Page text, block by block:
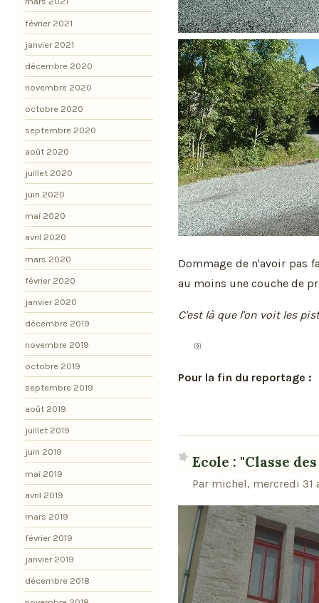
Dommage de n'avoir pas
au moins une couche de
C'est là que l'on voit les
Pour la fin du reportage :
Ecole : "Classe
Par michel, mercredi 31
février 2021
janvier 2021
décembre 2020
novembre 2020
octobre 2020
septembre 2020
août 2020
juillet 2020
juin 2020
mai 2020
avril 2020
mars 2020
février 2020
janvier 2020
décembre 2019
novembre 2019
octobre 2019
septembre 2019
août 2019
juillet 2019
juin 2019
mai 2019
avril 2019
mars 2019
février 2019
janvier 2019
décembre 2018